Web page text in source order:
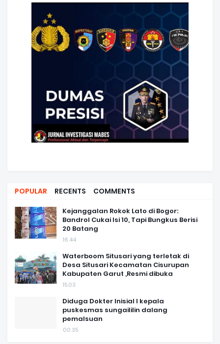
POPULAR RECENTS COMMENTS
Kejanggalan Rokok Lato di Bogor:
Bandrol Cukai Isi 10, Tapi Bungkus Berisi
20 Batang
16.44
Waterboom Situsari yang terletak di
Desa Situsari Kecamatan Cisurupan
Kabupaten Garut ,Resmi dibuka
15.03
Diduga Dokter Inisial I kepala
puskesmas sungaililin dalang
pemalsuan
00.35